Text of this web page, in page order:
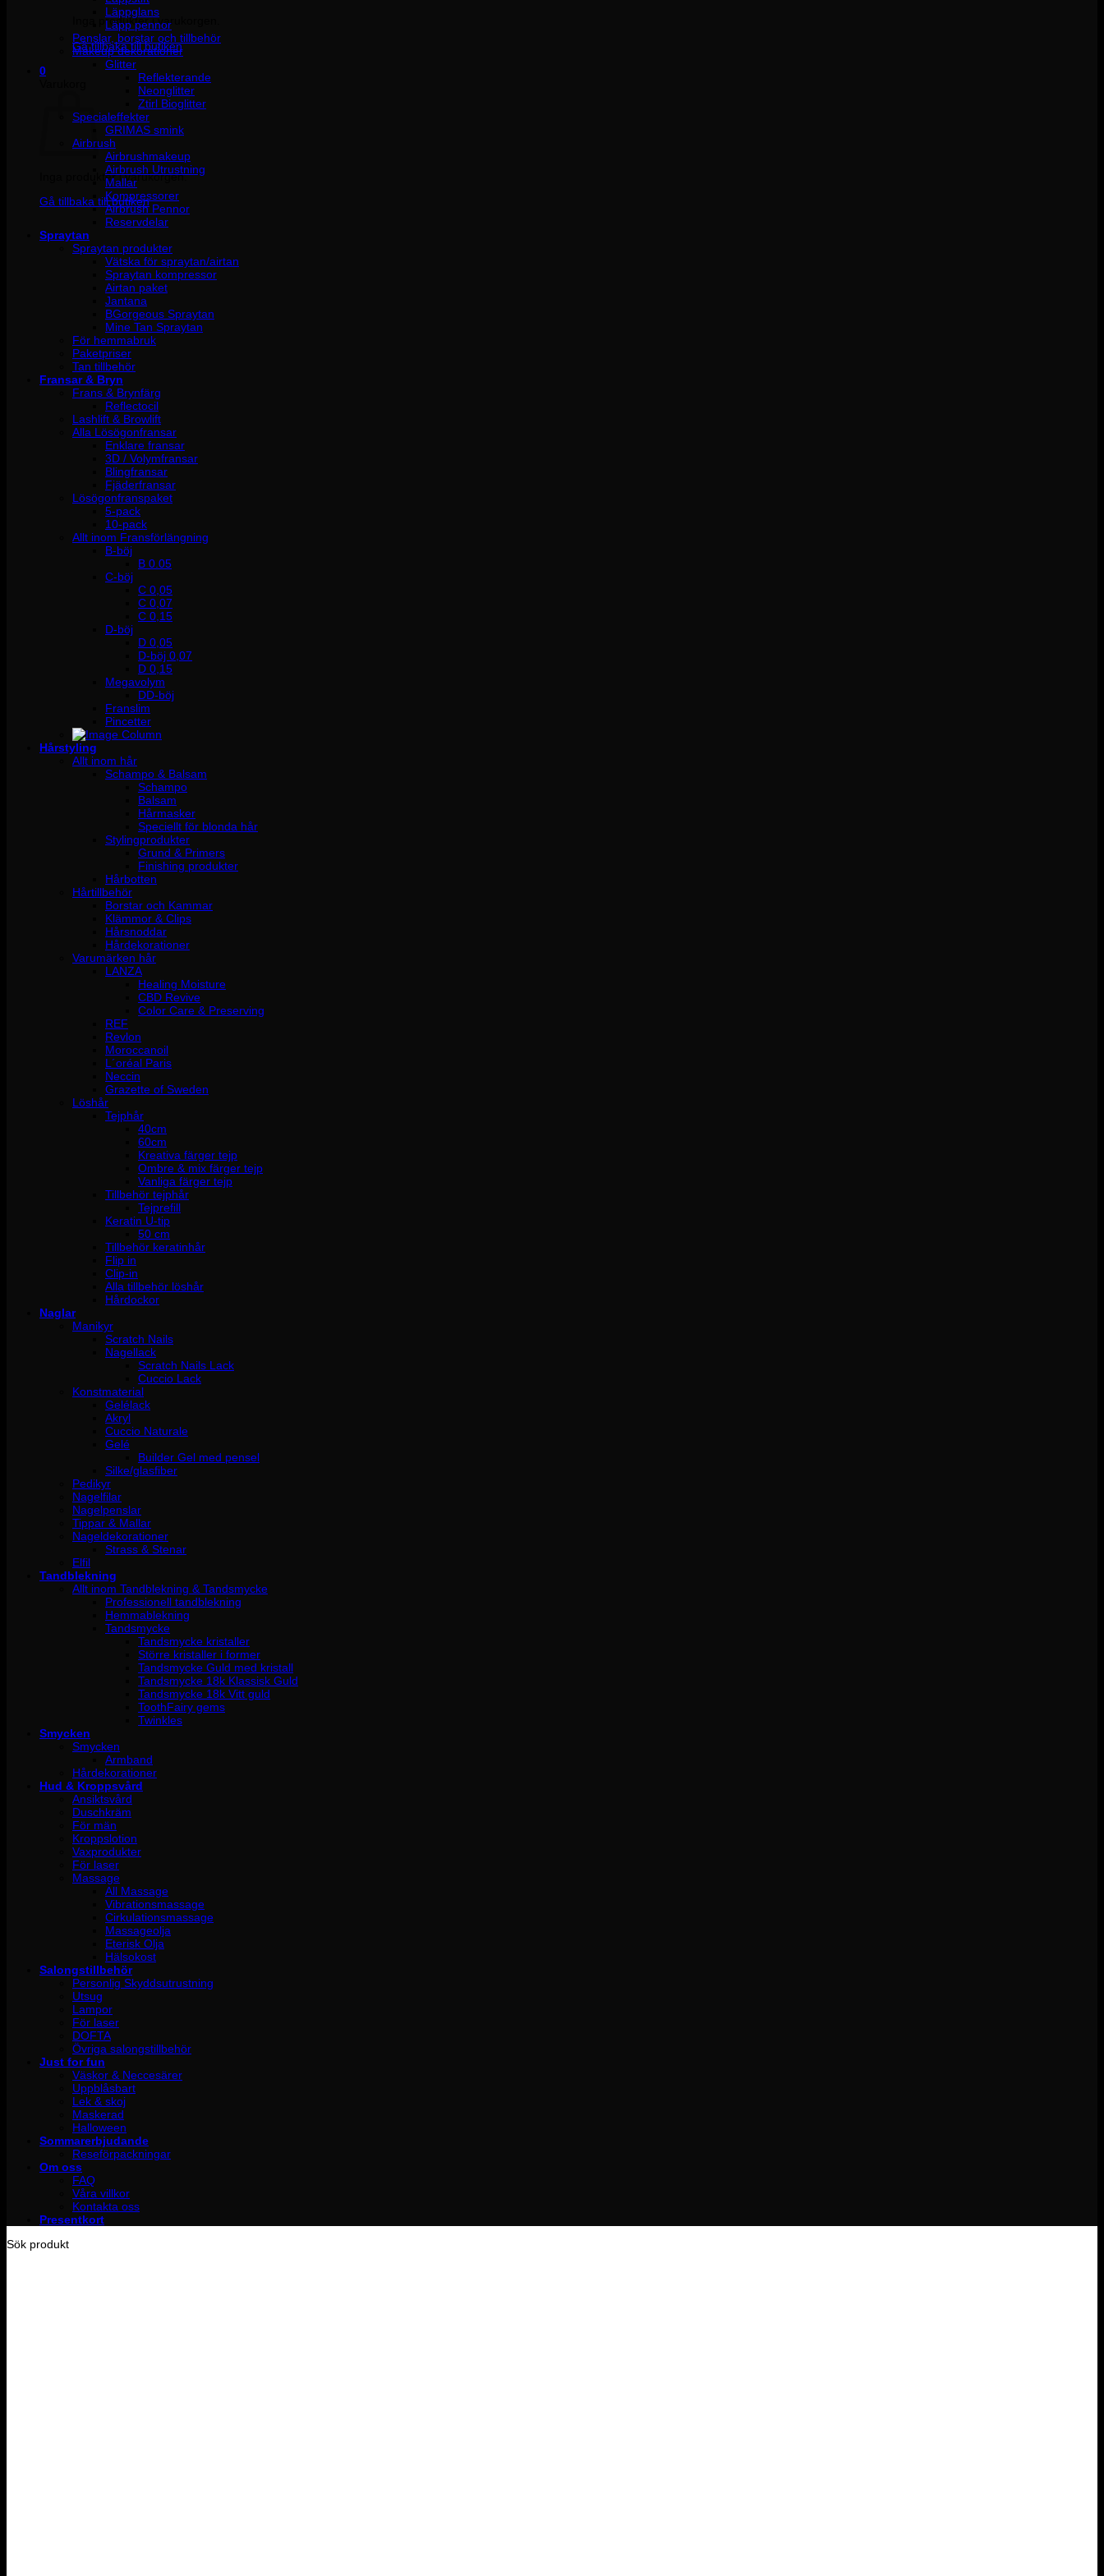
Inga produkter i varukorgen.
Gå tillbaka till butiken
0
Inga produkter i varukorgen.
Gå tillbaka till butiken
Läppglans
Läpp pennor
Penslar, borstar och tillbehör
Makeup dekorationer
Glitter
Reflekterande
Neonglitter
Ztirl Bioglitter
Specialeffekter
GRIMAS smink
Airbrush
Airbrushmakeup
Airbrush Utrustning
Mallar
Kompressorer
Airbrush Pennor
Reservdelar
Spraytan
Spraytan produkter
Vätska för spraytan/airtan
Spraytan kompressor
Airtan paket
Jantana
BGorgeous Spraytan
Mine Tan Spraytan
För hemmabruk
Paketpriser
Tan tillbehör
Fransar & Bryn
Frans & Brynfärg
Reflectocil
Lashlift & Browlift
Alla Lösögonfransar
Enklare fransar
3D / Volymfransar
Blingfransar
Fjäderfransar
Lösögonfranspaket
5-pack
10-pack
Allt inom Fransförlängning
B-böj
B 0.05
C-böj
C 0,05
C 0,07
C 0,15
D-böj
D 0,05
D-böj 0,07
D 0,15
Megavolym
DD-böj
Franslim
Pincetter
Hårstyling
Allt inom hår
Schampo & Balsam
Schampo
Balsam
Hårmasker
Speciellt för blonda hår
Stylingprodukter
Grund & Primers
Finishing produkter
Hårbotten
Hårtillbehör
Borstar och Kammar
Klämmor & Clips
Hårsnoddar
Hårdekorationer
Varumärken hår
LANZA
Healing Moisture
CBD Revive
Color Care & Preserving
REF
Revlon
Moroccanoil
L´oréal Paris
Neccin
Grazette of Sweden
Löshår
Tejphår
40cm
60cm
Kreativa färger tejp
Ombre & mix färger tejp
Vanliga färger tejp
Tillbehör tejphår
Tejprefill
Keratin U-tip
50 cm
Tillbehör keratinhår
Flip in
Clip-in
Alla tillbehör löshår
Hårdockor
Naglar
Manikyr
Scratch Nails
Nagellack
Scratch Nails Lack
Cuccio Lack
Konstmaterial
Gelélack
Akryl
Cuccio Naturale
Gelé
Builder Gel med pensel
Silke/glasfiber
Pedikyr
Nagelfilar
Nagelpenslar
Tippar & Mallar
Nageldekorationer
Strass & Stenar
Elfil
Tandblekning
Allt inom Tandblekning & Tandsmycke
Professionell tandblekning
Hemmablekning
Tandsmycke
Tandsmycke kristaller
Större kristaller i former
Tandsmycke Guld med kristall
Tandsmycke 18k Klassisk Guld
Tandsmycke 18k Vitt guld
ToothFairy gems
Twinkles
Smycken
Smycken
Armband
Hårdekorationer
Hud & Kroppsvård
Ansiktsvård
Duschkräm
För män
Kroppslotion
Vaxprodukter
För laser
Massage
All Massage
Vibrationsmassage
Cirkulationsmassage
Massageolja
Eterisk Olja
Hälsokost
Salongstillbehör
Personlig Skyddsutrustning
Utsug
Lampor
För laser
DOFTA
Övriga salongstillbehör
Just for fun
Väskor & Neccesärer
Uppblåsbart
Lek & skoj
Maskerad
Halloween
Sommarerbjudande
Reseförpackningar
Om oss
FAQ
Våra villkor
Kontakta oss
Presentkort
Sök produkt